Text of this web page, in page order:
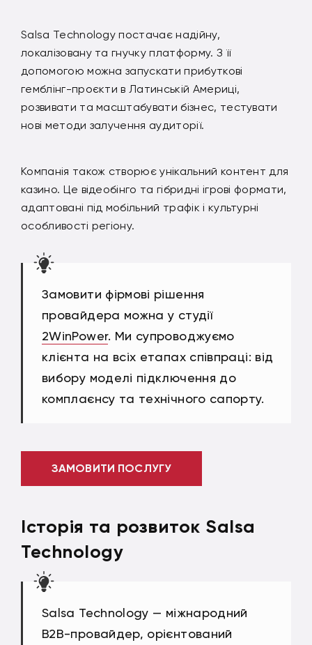
Salsa Technology постачає надійну,
локалізовану та гнучку платформу. З її
допомогою можна запускати прибуткові
гемблінг-проєкти в Латинській Америці,
розвивати та масштабувати бізнес, тестувати
нові методи залучення аудиторії.
Компанія також створює унікальний контент для
казино. Це відеобінго та гібридні ігрові формати,
адаптовані під мобільний трафік і культурні
особливості регіону.
Замовити фірмові рішення
провайдера можна у студії
2WinPower. Ми супроводжуємо
клієнта на всіх етапах співпраці: від
вибору моделі підключення до
комплаєнсу та технічного сапорту.
ЗАМОВИТИ ПОСЛУГУ
Історія та розвиток Salsa
Technology
Salsa Technology — міжнародний
B2B-провайдер, орієнтований